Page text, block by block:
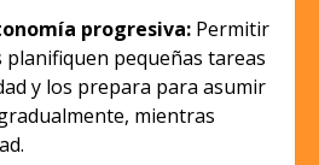
progresiva: Permitir
pequeñas tareas
y los prepara para asumir
mientras